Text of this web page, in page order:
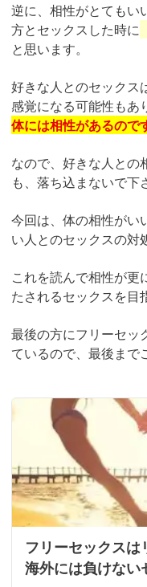
逆に、相性がとてもい
方とセックスした時に
と思います。
好きな人とのセックス
感覚になる可能性もあ
体には相性があるので
なので、好きな人との
も、落ち込まないで下
今回は、体の相性がい
い人とのセックスの対
これを読んで相性が更
たされるセックスを目
最後の方にフリーセッ
ているので、最後まで
フリーセックス
海外には負けない